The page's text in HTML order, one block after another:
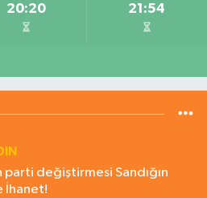
20:20 21:54
parti değiştirmesi Sandığın
İhanet!